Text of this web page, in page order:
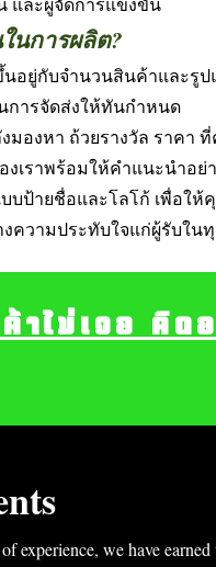
นการผลิต?
นอยู่กับจำนวนสินค้าและรู
การจัดส่งให้ทันกำหนด
มองหา ถ้วยรางวัล ราคา
เราพร้อมให้คำแนะนำอ
บป้ายชื่อและโลโก้ เพื่อใ
งความประทับใจแก่ผู้รับใน
experience, we have
าไม่เจอ คิด